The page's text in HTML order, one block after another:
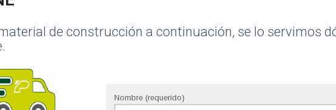
de construcción a continuación, se lo servimos
Nombre (requerido)